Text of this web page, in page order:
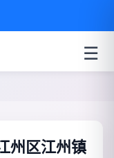
☰
州区江州镇